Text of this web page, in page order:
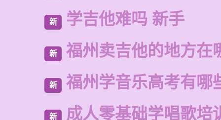
新 学吉他难吗 新手
新 福州卖吉他的地方在
新 福州学音乐高考有哪
新 成人零基础学唱歌培